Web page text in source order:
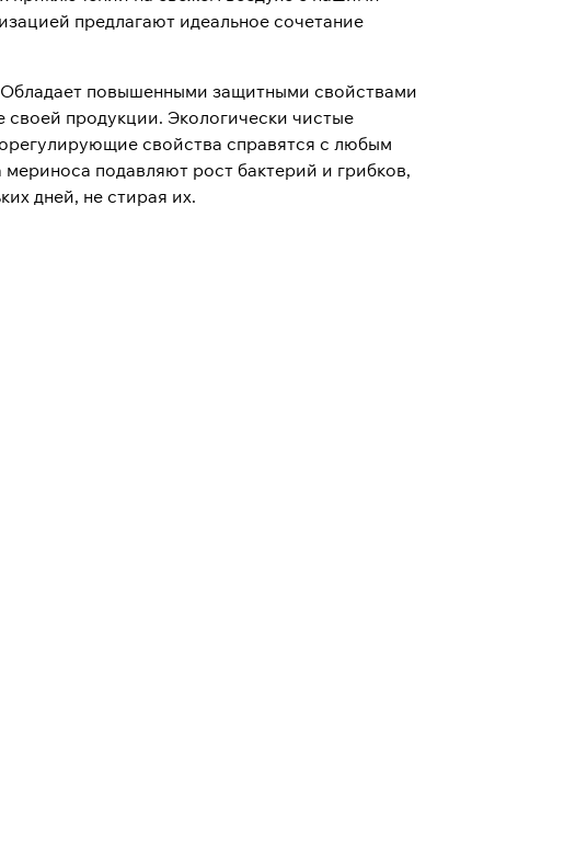
предлагают идеальное сочетание
Обладает повышенными защитными свойствами
своей продукции. Экологически чистые
свойства справятся с любым
подавляют рост бактерий и грибков,
дней, не стирая их.